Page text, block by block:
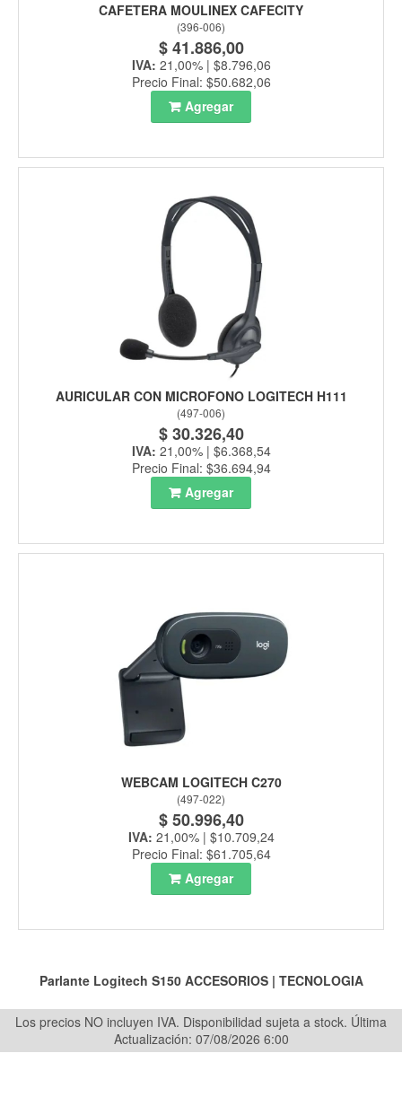
CAFETERA MOULINEX CAFECITY
(396-006)
$ 41.886,00
IVA: 21,00% | $8.796,06
Precio Final: $50.682,06
Agregar
AURICULAR CON MICROFONO LOGITECH H111
(497-006)
$ 30.326,40
IVA: 21,00% | $6.368,54
Precio Final: $36.694,94
Agregar
WEBCAM LOGITECH C270
(497-022)
$ 50.996,40
IVA: 21,00% | $10.709,24
Precio Final: $61.705,64
Agregar
Parlante Logitech S150 ACCESORIOS| TECNOLOGIA
Los precios NO incluyen IVA. Disponibilidad sujeta a stock. Última
Actualización: 07/08/2026 6:00